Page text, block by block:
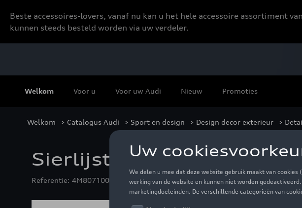
Beste accessoires-lovers, vanaf nu kan u het hele accessoire assortiment
kunnen steeds besteld worden via uw verdeler.
Welkom Voor u Voor uw Audi Nieuw Promoties
Welkom > Catalogus Audi > Sport en design > Design decor exterieur >
Sierlijst van carbon met
Referentie: 4M8071004A 3Q0